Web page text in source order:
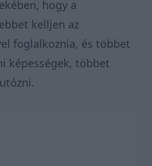
hogy a
kelljen az
foglalkoznia, és többet
képességek, többet